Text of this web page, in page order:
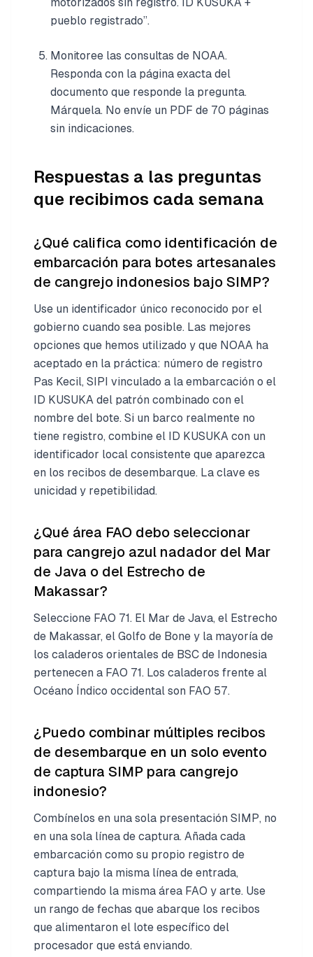
pueblo registrado”.
Monitoree las consultas de NOAA.
Responda con la página exacta del
documento que responde la pregunta.
Márquela. No envíe un PDF de 70 páginas
sin indicaciones.
Respuestas a las preguntas
que recibimos cada semana
¿Qué califica como identificación de
embarcación para botes artesanales
de cangrejo indonesios bajo SIMP?
Use un identificador único reconocido por el
gobierno cuando sea posible. Las mejores
opciones que hemos utilizado y que NOAA ha
aceptado en la práctica: número de registro
Pas Kecil, SIPI vinculado a la embarcación o el
ID KUSUKA del patrón combinado con el
nombre del bote. Si un barco realmente no
tiene registro, combine el ID KUSUKA con un
identificador local consistente que aparezca
en los recibos de desembarque. La clave es
unicidad y repetibilidad.
¿Qué área FAO debo seleccionar
para cangrejo azul nadador del Mar
de Java o del Estrecho de
Makassar?
Seleccione FAO 71. El Mar de Java, el Estrecho
de Makassar, el Golfo de Bone y la mayoría de
los caladeros orientales de BSC de Indonesia
pertenecen a FAO 71. Los caladeros frente al
Océano Índico occidental son FAO 57.
¿Puedo combinar múltiples recibos
de desembarque en un solo evento
de captura SIMP para cangrejo
indonesio?
Combínelos en una sola presentación SIMP, no
en una sola línea de captura. Añada cada
embarcación como su propio registro de
captura bajo la misma línea de entrada,
compartiendo la misma área FAO y arte. Use
un rango de fechas que abarque los recibos
que alimentaron el lote específico del
procesador que está enviando.